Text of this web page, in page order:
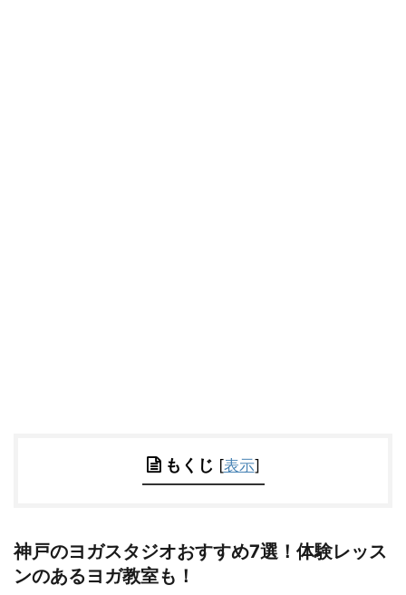
もくじ [表示]
神戸のヨガスタジオおすすめ7選！体験レッス
ンのあるヨガ教室も！